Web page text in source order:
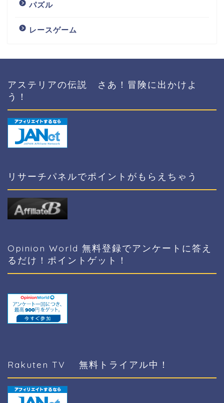
パズル
レースゲーム
アステリアの伝説 さあ！冒険に出かけよ
う！
リサーチパネルでポイントがもらえちゃう
Opinion World 無料登録でアンケートに答え
るだけ！ポイントゲット！
Rakuten TV 無料トライアル中！